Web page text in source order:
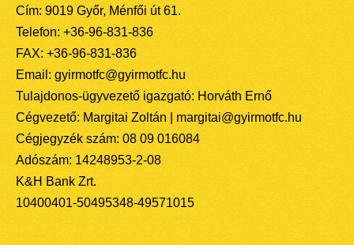
Cím: 9019 Győr, Ménfői út 61.
Telefon: +36-96-831-836
FAX: +36-96-831-836
Email: gyirmotfc@gyirmotfc.hu
Tulajdonos-ügyvezető igazgató: Horváth Ernő
Cégvezető: Margitai Zoltán | margitai@gyirmotfc.hu
Cégjegyzék szám: 08 09 016084
Adószám: 14248953-2-08
K&H Bank Zrt.
10400401-50495348-49571015